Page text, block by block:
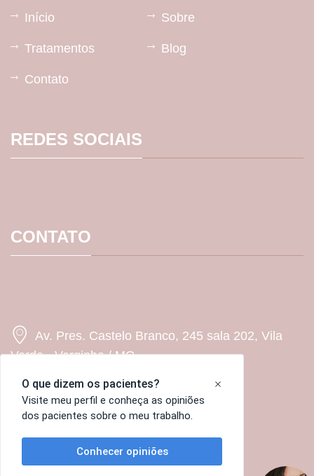
Início Sobre
Tratamentos Blog
Contato
REDES SOCIAIS
CONTATO
Av. Pres. Castelo Branco, 245 sala 202, Vila
Verde - Varginha / MG
(35) 99907-2920
contato@dramariellaelisei.com.br